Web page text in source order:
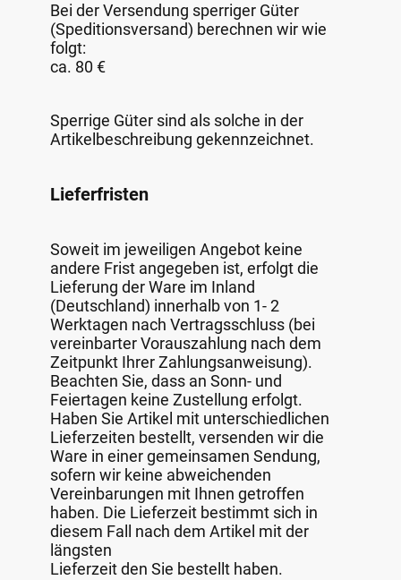
Bei der Versendung sperriger Güter
(Speditionsversand) berechnen wir wie
folgt:
ca. 80 €
Sperrige Güter sind als solche in der
Artikelbeschreibung gekennzeichnet.
Lieferfristen
Soweit im jeweiligen Angebot keine
andere Frist angegeben ist, erfolgt die
Lieferung der Ware im Inland
(Deutschland) innerhalb von 1- 2
Werktagen nach Vertragsschluss (bei
vereinbarter Vorauszahlung nach dem
Zeitpunkt Ihrer Zahlungsanweisung).
Beachten Sie, dass an Sonn- und
Feiertagen keine Zustellung erfolgt.
Haben Sie Artikel mit unterschiedlichen
Lieferzeiten bestellt, versenden wir die
Ware in einer gemeinsamen Sendung,
sofern wir keine abweichenden
Vereinbarungen mit Ihnen getroffen
haben. Die Lieferzeit bestimmt sich in
diesem Fall nach dem Artikel mit der
längsten
Lieferzeit den Sie bestellt haben.